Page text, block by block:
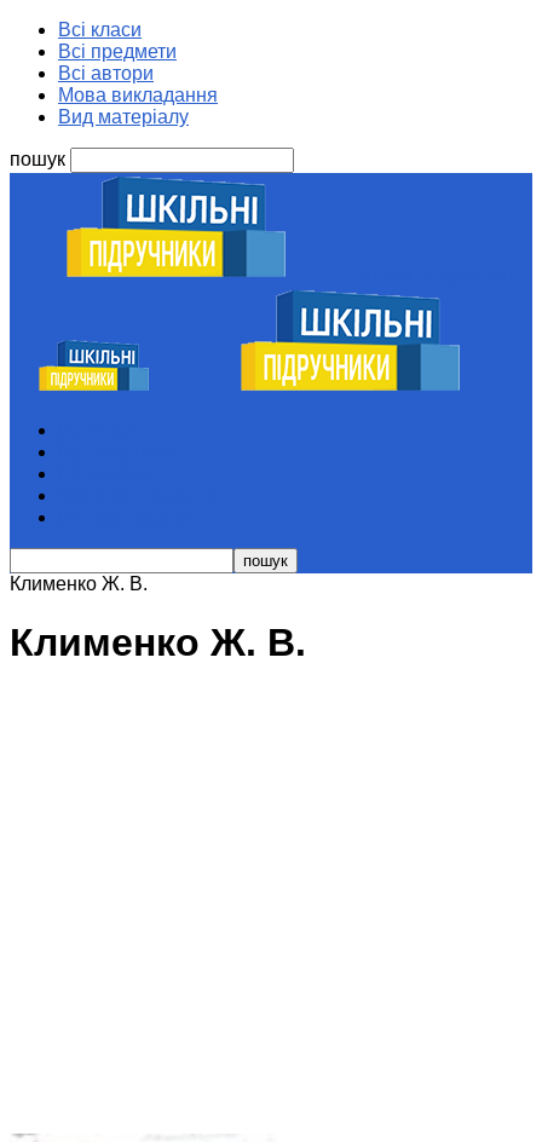
Всі класи
Всі предмети
Всі автори
Мова викладання
Вид матеріалу
пошук
Клименко Ж. В.
Клименко Ж. В.